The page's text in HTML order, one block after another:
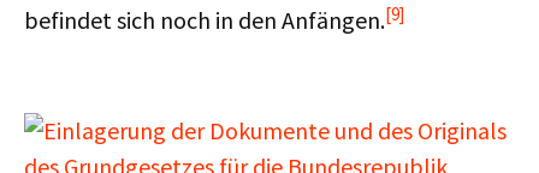
befindet sich noch in den Anfängen.[9]